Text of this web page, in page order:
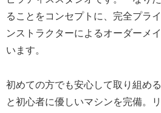
ることをコンセプトに、完全プラ
ンストラクターによるオーダーメ
います。
初めての方でも安心して取り組め
と初心者に優しいマシンを完備。